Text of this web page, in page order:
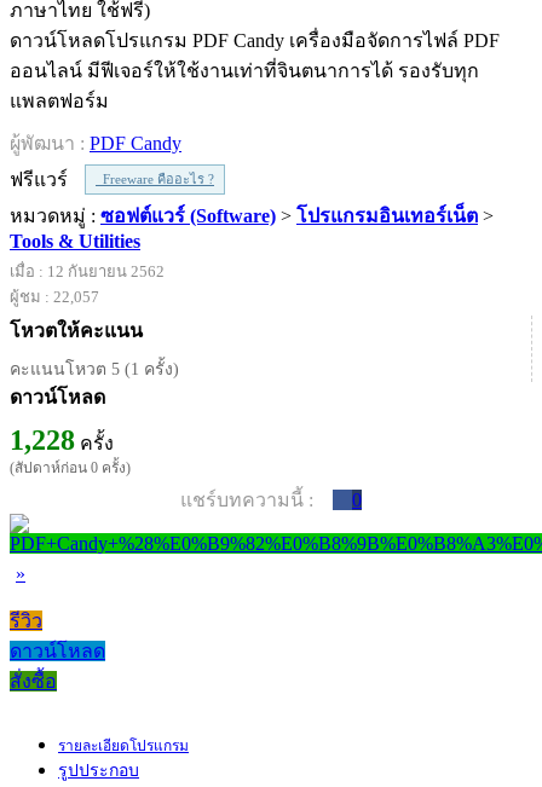
ดาวน์โหลดโปรแกรม PDF Candy เครื่องมือจัดการไฟล์ PDF
ออนไลน์ มีฟีเจอร์ให้ใช้งานเท่าที่จินตนาการได้ รองรับทุก
แพลตฟอร์ม
ผู้พัฒนา : PDF Candy
ฟรีแวร์
Freeware คืออะไร ?
หมวดหมู่ : ซอฟต์แวร์ (Software) > โปรแกรมอินเทอร์เน็ต >
Tools & Utilities
เมื่อ : 12 กันยายน 2562
ผู้ชม : 22,057
โหวตให้คะแนน
คะแนนโหวต 5 (1 ครั้ง)
ดาวน์โหลด
1,228 ครั้ง
(สัปดาห์ก่อน 0 ครั้ง)
แชร์บทความนี้ : 0
»
รีวิว
ดาวน์โหลด
สั่งซื้อ
รายละเอียดโปรแกรม
รูปประกอบ